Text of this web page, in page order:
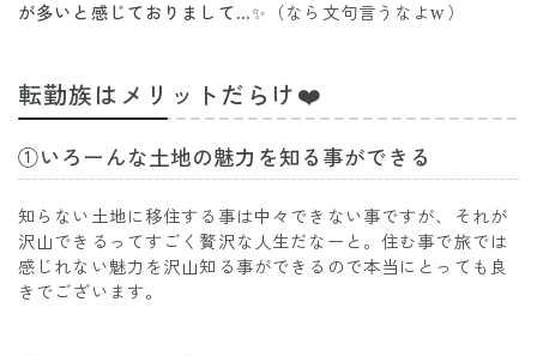
が多いと感じておりまして…✨
（なら文句言うなよw）
転勤族はメリットだらけ❤️
①いろーんな土地の魅力を知る事ができる
知らない土地に移住する事は中々できない事ですが、それが
沢山できるってすごく贅沢な人生だなーと。住む事で旅では
感じれない魅力を沢山知る事ができるので本当にとっても良
きでございます。